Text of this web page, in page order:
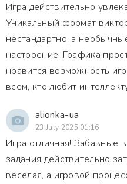
Игра действительно
Уникальный формат
нестандартно, а
настроение. Графика
нравится возможность
всем, кто любит
alionka-ua
23 July 2025 01:16
Игра отличная! Забавные
задания действительно
веселая, а игровой